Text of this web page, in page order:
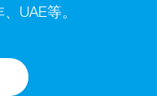
UAE等。